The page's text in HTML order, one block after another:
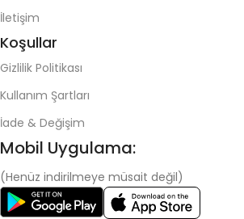
İletişim
Koşullar
Gizlilik Politikası
Kullanım Şartları
İade & Değişim
Mobil Uygulama:
(Henüz indirilmeye müsait değil)